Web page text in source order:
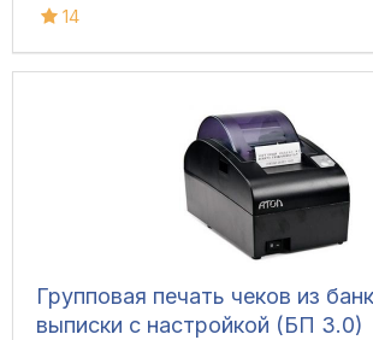
14
Групповая печать чеков из
выписки с настройкой (БП 3.0)